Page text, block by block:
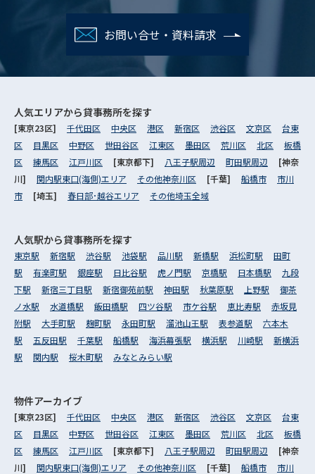
お問い合せ・資料請求
人気エリアから貸事務所を探す
[東京23区] 千代田区 中央区 港区 新宿区 渋谷区 文京区
台東
区
目黒区 中野区 世田谷区 江東区 墨田区 荒川区 北区
板橋
区
練馬区 江戸川区 [東京都下] 八王子駅周辺 町田駅周辺
[神奈
川] 関内駅東口(海側)エリア その他神奈川区 [千葉] 船橋市
市川
市
[埼玉] 春日部･越谷エリア その他埼玉全域
人気駅から貸事務所を探す
東京駅 新宿駅 渋谷駅 池袋駅 品川駅 新橋駅 浜松町駅
田町
駅
有楽町駅 銀座駅 日比谷駅 虎ノ門駅 京橋駅 日本橋駅
九段
下駅
新宿三丁目駅 新宿御苑前駅 神田駅 秋葉原駅 上野駅
御茶
ノ水駅
水道橋駅 飯田橋駅 四ツ谷駅 市ケ谷駅 恵比寿駅
赤坂見
附駅
大手町駅 麹町駅 永田町駅 溜池山王駅 表参道駅
六本木
駅
五反田駅 千葉駅 船橋駅 海浜幕張駅 横浜駅 川崎駅
新横浜
駅
関内駅 桜木町駅 みなとみらい駅
物件アーカイブ
[東京23区] 千代田区 中央区 港区 新宿区 渋谷区 文京区
台東
区
目黒区 中野区 世田谷区 江東区 墨田区 荒川区 北区
板橋
区
練馬区 江戸川区 [東京都下] 八王子駅周辺 町田駅周辺
[神奈
川] 関内駅東口(海側)エリア その他神奈川区 [千葉] 船橋市 市川